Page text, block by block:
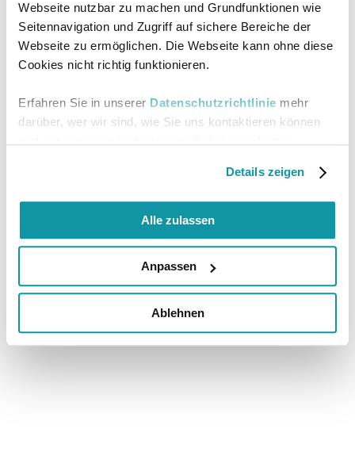
Webseite nutzbar zu machen und Grundfunktionen wie
Seitennavigation und Zugriff auf sichere Bereiche der
Webseite zu ermöglichen. Die Webseite kann ohne diese
Cookies nicht richtig funktionieren.
Erfahren Sie in unserer Datenschutzrichtlinie mehr
darüber, wer wir sind, wie Sie uns kontaktieren können
Details zeigen
Alle zulassen
Anpassen
Ablehnen